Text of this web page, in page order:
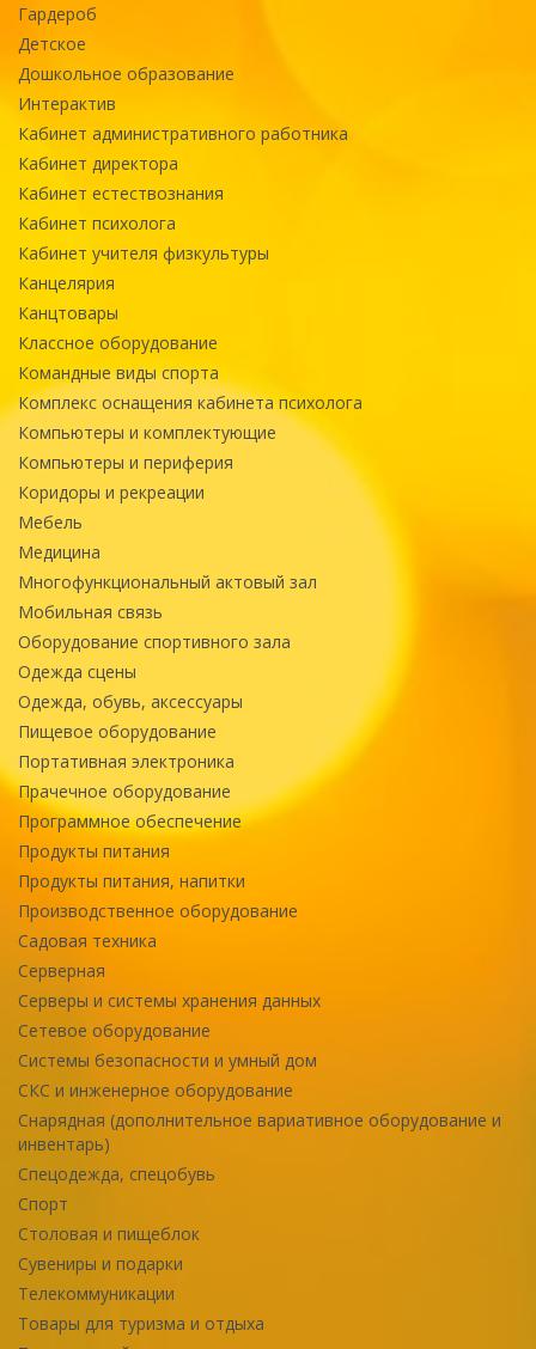
Гардероб
Детское
Дошкольное образование
Интерактив
Кабинет административного работника
Кабинет директора
Кабинет естествознания
Кабинет психолога
Кабинет учителя физкультуры
Канцелярия
Канцтовары
Классное оборудование
Командные виды спорта
Комплекс оснащения кабинета психолога
Компьютеры и комплектующие
Компьютеры и периферия
Коридоры и рекреации
Мебель
Медицина
Многофункциональный актовый зал
Мобильная связь
Оборудование спортивного зала
Одежда сцены
Одежда, обувь, аксессуары
Пищевое оборудование
Портативная электроника
Прачечное оборудование
Программное обеспечение
Продукты питания
Продукты питания, напитки
Производственное оборудование
Садовая техника
Серверная
Серверы и системы хранения данных
Сетевое оборудование
Системы безопасности и умный дом
СКС и инженерное оборудование
Снарядная (дополнительное вариативное оборудование и
инвентарь)
Спецодежда, спецобувь
Спорт
Столовая и пищеблок
Сувениры и подарки
Телекоммуникации
Товары для туризма и отдыха